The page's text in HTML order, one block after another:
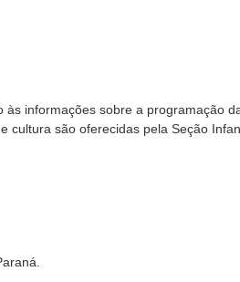
às informações sobre a programação
cultura são oferecidas pela Seção